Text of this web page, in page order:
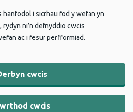
hanfodol i sicrhau fod y wefan yn
rydyn ni’n defnyddio cwcis
ac i fesur perfformiad.
cwcis
cwcis